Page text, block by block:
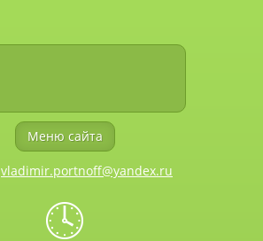
Меню сайта
vladimir.portnoff@yandex.ru
🕓